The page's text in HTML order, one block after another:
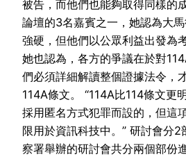
被告，而他們也能夠取得同樣的
論壇的3名嘉賓之一，她認為大
強硬，但他們以公眾利益出發為
她也認為，各方的爭議在於對
們必須詳細解讀整個證據法令，
114A條文。 “114A比114條文更
採用匿名方式犯罪而設的，但這
限用於資訊科技中。” 研討會分
察署舉辦的研討會共分兩個部份